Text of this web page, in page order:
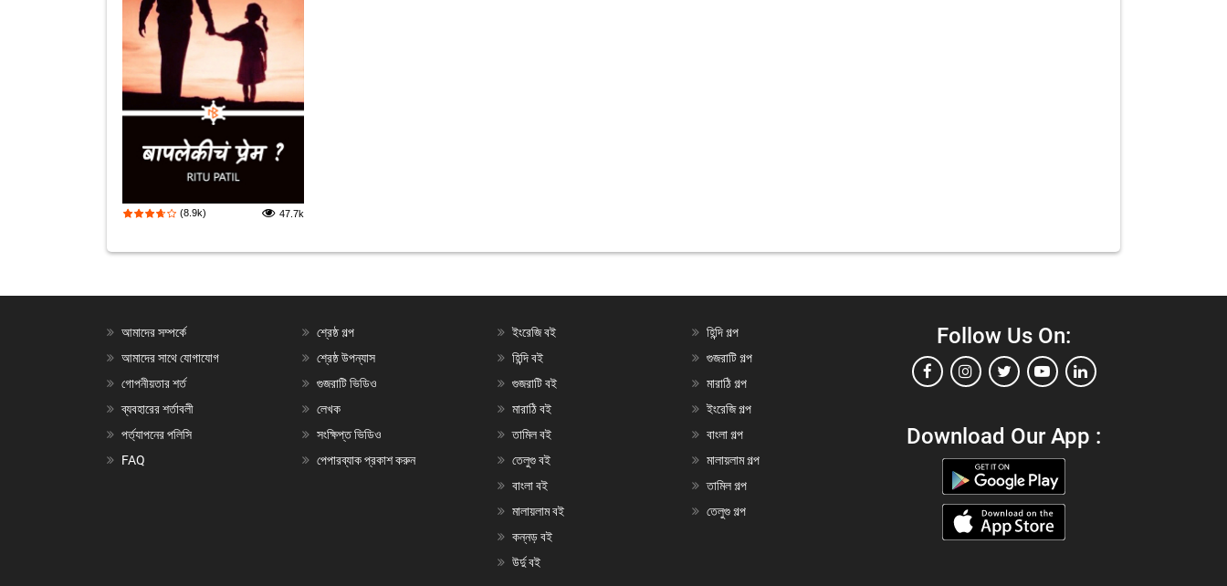
(8.9k) 47.7k
আমাদের সম্পর্কে
আমাদের সাথে যোগাযোগ
গোপনীয়তার শর্ত
ব্যবহারের শর্তাবলী
পর্ত্যাপনের পলিসি
FAQ
শ্রেষ্ঠ গল্প
শ্রেষ্ঠ উপন্যাস
গুজরাটি ভিডিও
লেখক
সংক্ষিপ্ত ভিডিও
পেপারব্যাক প্রকাশ করুন
ইংরেজি বই
হিন্দি বই
গুজরাটি বই
মারাঠি বই
তামিল বই
তেলুগু বই
বাংলা বই
মালায়লাম বই
কন্নড় বই
উর্দু বই
হিন্দি গল্প
গুজরাটি গল্প
মারাঠি গল্প
ইংরেজি গল্প
বাংলা গল্প
মালায়লাম গল্প
তামিল গল্প
তেলুগু গল্প
Follow Us On:
Download Our App :